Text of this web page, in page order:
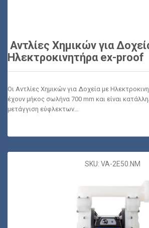
Αντλίες Χημικών για
Ηλεκτροκινητήρα ex-proof
Οι Αντλίες Χημικών για Δοχεία με
έχουν μήκος σωλήνα 700 mm και είναι
μετάγγιση εύφλεκτων…
SKU: VA-2E50.NM